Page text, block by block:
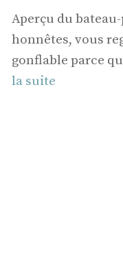
Aperçu du
honnêtes, vous
gonflable parce
la suite